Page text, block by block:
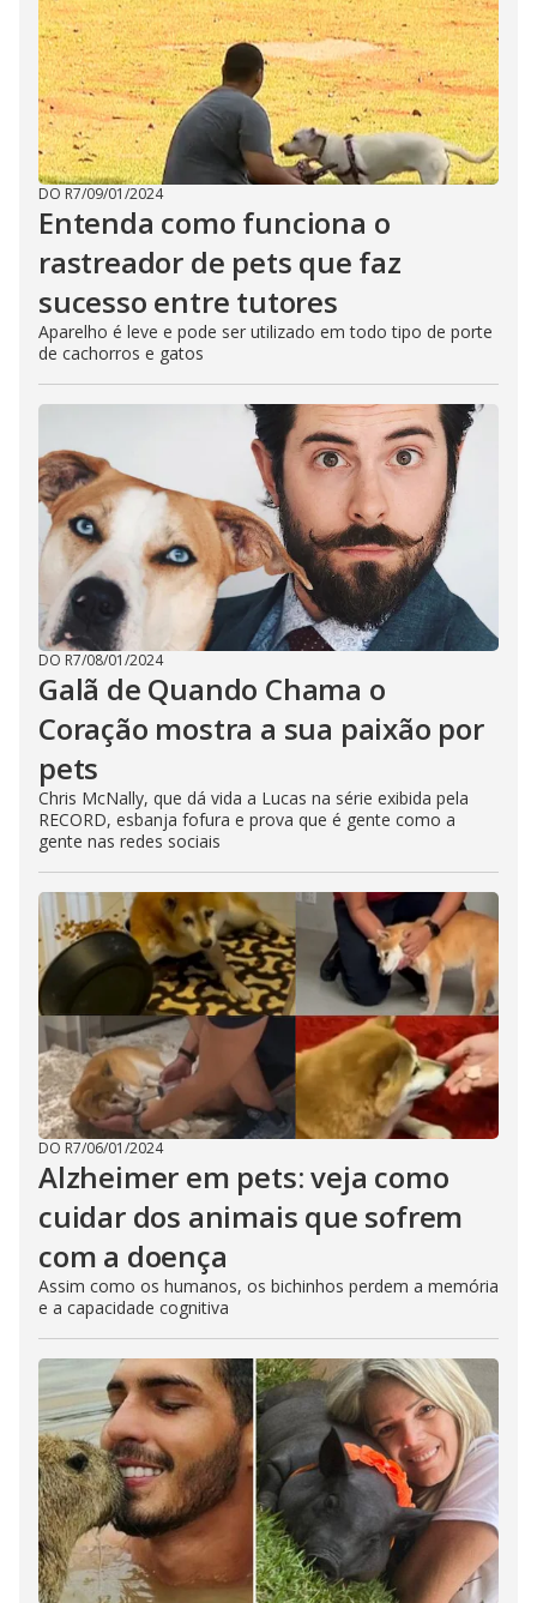
DO R7/09/01/2024
Entenda como funciona o
rastreador de pets que faz
sucesso entre tutores
Aparelho é leve e pode ser utilizado em todo tipo de porte
de cachorros e gatos
DO R7/08/01/2024
Galã de Quando Chama o
Coração mostra a sua paixão por
pets
Chris McNally, que dá vida a Lucas na série exibida pela
RECORD, esbanja fofura e prova que é gente como a
gente nas redes sociais
DO R7/06/01/2024
Alzheimer em pets: veja como
cuidar dos animais que sofrem
com a doença
Assim como os humanos, os bichinhos perdem a memória
e a capacidade cognitiva